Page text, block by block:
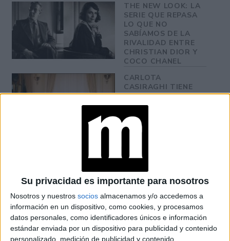
Su privacidad es importante para nosotros
Nosotros y nuestros socios almacenamos y/o accedemos a
información en un dispositivo, como cookies, y procesamos
datos personales, como identificadores únicos e información
estándar enviada por un dispositivo para publicidad y contenido
personalizado, medición de publicidad y contenido,
THE NEW LOOK: LA
SERIE QUE REPASA
LO QUE NO
SABÍAMOS DE LA
RIVALIDAD ENTRE
CHRISTIAN DIOR Y
COCO CHANEL
CARLOTA
CASIRAGHI TIENE
LOS JEANS RECTOS
Y TIRO ALTO QUE
TENDRÁS QUE
SUMAR A TU
CLÓSET
DE CLAUDIA
PASARELA
Las chaquetas de tweed en diferentes colores (lila,